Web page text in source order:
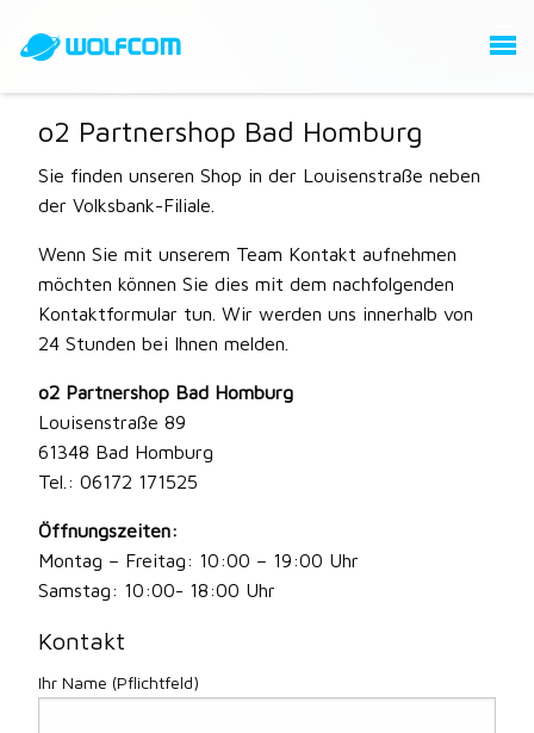
o2 Partnershop Bad Homburg
Sie finden unseren Shop in der Louisenstraße neben
der Volksbank-Filiale.
Wenn Sie mit unserem Team Kontakt aufnehmen
möchten können Sie dies mit dem nachfolgenden
Kontaktformular tun. Wir werden uns innerhalb von
24 Stunden bei Ihnen melden.
o2 Partnershop Bad Homburg
Louisenstraße 89
61348 Bad Homburg
Tel.: 06172 171525
Öffnungszeiten:
Montag – Freitag: 10:00 – 19:00 Uhr
Samstag: 10:00- 18:00 Uhr
Kontakt
Ihr Name (Pflichtfeld)